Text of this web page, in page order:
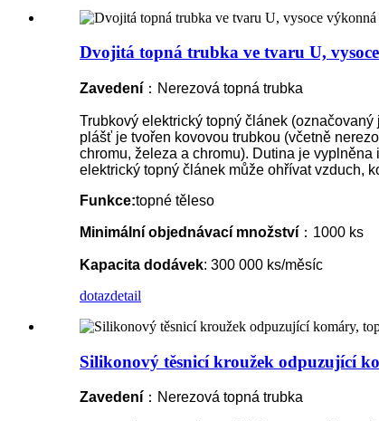
Dvojitá topná trubka ve tvaru U,
Zavedení ：Nerezová topná trubka
Trubkový elektrický topný článek
plášť je tvořen kovovou trubkou (včetně
chromu, železa a chromu). Dutina je
elektrický topný článek může ohřívat vzduch,
Funkce:topné těleso
Minimální objednávací množství ：1000 ks
Kapacita dodávek: 300 000 ks/měsíc
dotazdetail
Silikonový těsnicí kroužek odpuzující
Zavedení ：Nerezová topná trubka